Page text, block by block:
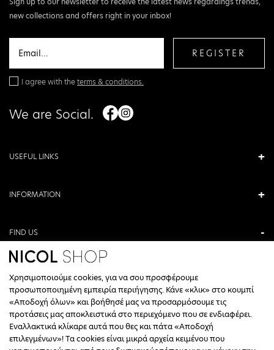
new collections and offers right in your inbox!
REGISTER
I agree with theterms & conditions.
We are Social.
USEFUL LINKS
INFORMATION
FIND US
ANTONIOU KAMARA 3, VERIA, GREECE
+30 23310 76336
CALL CENTER HOURS
ΔΕΥΤΕΡΑ, ΤΕΤΑΡΤΗ: 09:00 - 14:30
ΤΡΙΤΗ, ΠΕΜΠΤΗ, ΠΑΡΑΣΚΕΥΗ: 09:30 - 14:00 & 17:30 - 21:00
Χρησιμοποιούμε cookies, για να σου προσφέρουμε
προσωποποιημένη εμπειρία περιήγησης. Κάνε «κλικ» στο κουμπί
«Αποδοχή όλων» και βοήθησέ μας να προσαρμόσουμε τις
προτάσεις μας αποκλειστικά στο περιεχόμενο που σε ενδιαφέρει.
Εναλλακτικά κλίκαρε αυτά που θες και πάτα «Αποδοχή
επιλεγμένων»! Τα cookies είναι μικρά αρχεία κειμένου που